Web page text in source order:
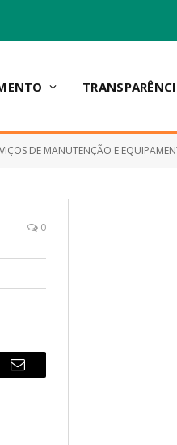
ELETRÔNICOS DE INFORMÁTICA E
0
E-